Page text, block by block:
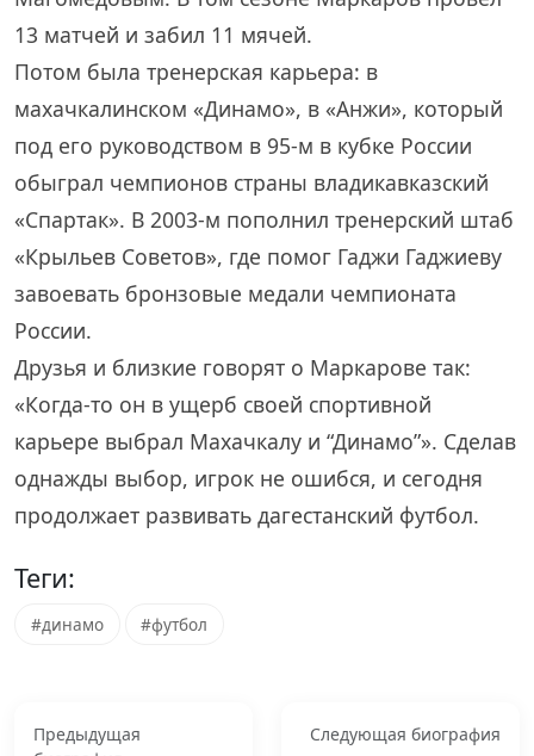
13 матчей и забил 11 мячей.
Потом была тренерская карьера: в
махачкалинском «Динамо», в «Анжи», который
под его руководством в 95-м в кубке России
обыграл чемпионов страны владикавказский
«Спартак». В 2003-м пополнил тренерский штаб
«Крыльев Советов», где помог Гаджи Гаджиеву
завоевать бронзовые медали чемпионата
России.
Друзья и близкие говорят о Маркарове так:
«Когда-то он в ущерб своей спортивной
карьере выбрал Махачкалу и “Динамо”». Сделав
однажды выбор, игрок не ошибся, и сегодня
продолжает развивать дагестанский футбол.
Теги:
#динамо #футбол
Предыдущая
Следующая биография